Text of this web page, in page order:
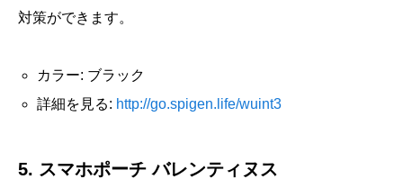
対策ができます。
カラー: ブラック
詳細を見る: http://go.spigen.life/wuint3
5. スマホポーチ バレンティヌス